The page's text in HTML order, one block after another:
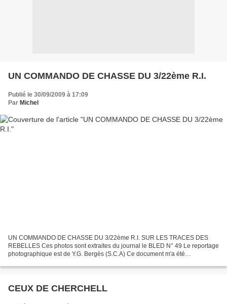
UN COMMANDO DE CHASSE DU 3/22ème R.I.
Publié le 30/09/2009 à 17:09
Par Michel
UN COMMANDO DE CHASSE DU 3/22ème R.I. SUR LES TRACES DES
REBELLES Ces photos sont extraites du journal le BLED N° 49 Le reportage
photographique est de Y.G. Bergès (S.C.A) Ce document m'a été
CEUX DE CHERCHELL